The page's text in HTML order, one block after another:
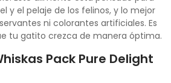
y el pelaje de los felinos, y lo mejor
ni colorantes artificiales. Es
tu gatito crezca de manera óptima.
Pack Pure Delight